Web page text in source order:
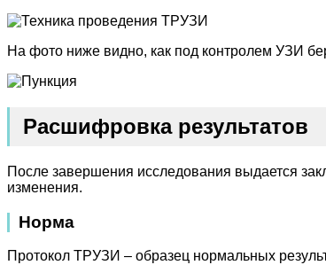
На фото ниже видно, как под контролем УЗИ
Расшифровка результатов
После завершения исследования выдается
изменения.
Норма
Протокол ТРУЗИ – образец нормальных